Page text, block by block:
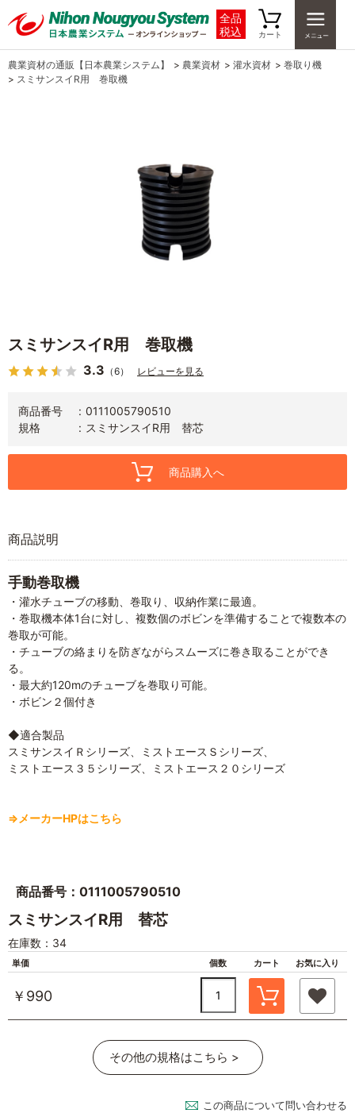
全品
税込
カート
農業資材の通販【日本農業システム】 > 農業資材 > 灌水資材 > 巻取り機
> スミサンスイR用 巻取機
スミサンスイR用 巻取機
3.3 （6） レビューを見る
商品番号
0111005790510
規格
スミサンスイR用 替芯
商品購入へ
商品説明
手動巻取機
・灌水チューブの移動、巻取り、収納作業に最適。
・巻取機本体1台に対し、複数個のボビンを準備することで複数本の
巻取が可能。
・チューブの絡まりを防ぎながらスムーズに巻き取ることができ
る。
・最大約120mのチューブを巻取り可能。
・ボビン２個付き
◆適合製品
スミサンスイＲシリーズ、ミストエースＳシリーズ、
ミストエース３５シリーズ、ミストエース２０シリーズ
⇒メーカーHPはこちら
商品番号：0111005790510
スミサンスイR用 替芯
在庫数：34
単価 個数 カート お気に入り
￥990
その他の規格はこちら >
この商品について問い合わせる